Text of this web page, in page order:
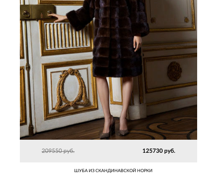
ШУБА ИЗ СКАНДИНАВСКОЙ НОРКИ
209550 руб. 125730 руб.